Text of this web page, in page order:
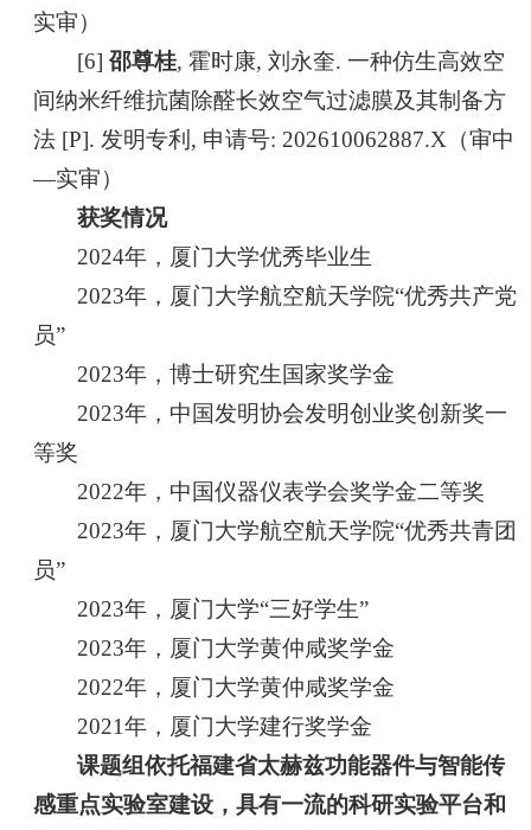
实审）
[6]邵尊桂, 霍时康, 刘永奎. 一种仿生高效空
间纳米纤维抗菌除醛长效空气过滤膜及其制备方
法 [P]. 发明专利, 申请号: 202610062887.X（审中
—实审）
获奖情况
2024年，厦门大学优秀毕业生
2023年，厦门大学航空航天学院“优秀共产党
员”
2023年，博士研究生国家奖学金
2023年，中国发明协会发明创业奖创新奖一
等奖
2022年，中国仪器仪表学会奖学金二等奖
2023年，厦门大学航空航天学院“优秀共青团
员”
2023年，厦门大学“三好学生”
2023年，厦门大学黄仲咸奖学金
2022年，厦门大学黄仲咸奖学金
2021年，厦门大学建行奖学金
课题组依托福建省太赫兹功能器件与智能传
感重点实验室建设，具有一流的科研实验平台和